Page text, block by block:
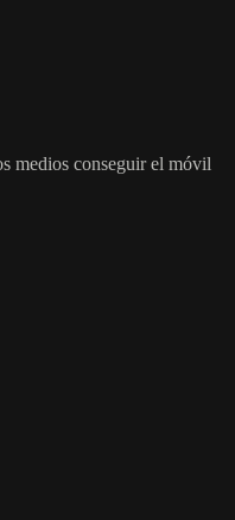
medios conseguir el móvil